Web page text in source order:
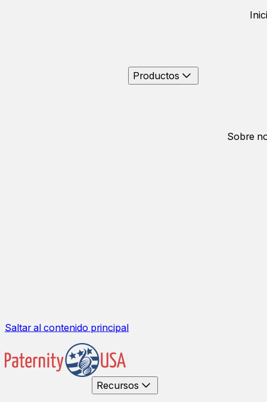
Saltar al contenido principal
Productos
Sobre
Recursos